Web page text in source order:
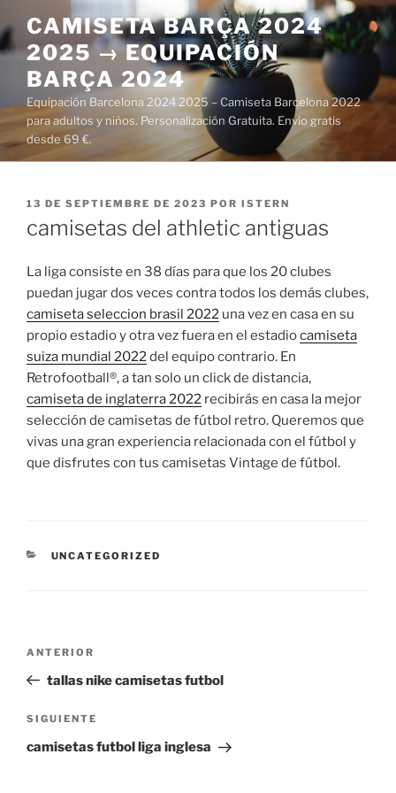
al
contenido
CAMISETA BARÇA 2024
2025 → EQUIPACIÓN
BARÇA 2024
Equipación Barcelona 2024 2025 – Camiseta Barcelona 2022
para adultos y niños. Personalización Gratuita. Envío gratis
desde 69 €.
PUBLICADO
13 DE SEPTIEMBRE DE 2023 POR ISTERN
camisetas del athletic antiguas
La liga consiste en 38 días para que los 20 clubes
puedan jugar dos veces contra todos los demás clubes,
camiseta seleccion brasil 2022 una vez en casa en su
propio estadio y otra vez fuera en el estadiocamiseta
suiza mundial 2022del equipo contrario. En
Retrofootball®, a tan solo un click de distancia,
camiseta de inglaterra 2022 recibirás en casa la mejor
selección de camisetas de fútbol retro. Queremos que
vivas una gran experiencia relacionada con el fútbol y
que disfrutes con tus camisetas Vintage de fútbol.
CATEGORÍAS
UNCATEGORIZED
entradas
Entrada
anterior:
ANTERIOR
tallas nike camisetas futbol
Siguiente
entrada
SIGUIENTE
camisetas futbol liga inglesa